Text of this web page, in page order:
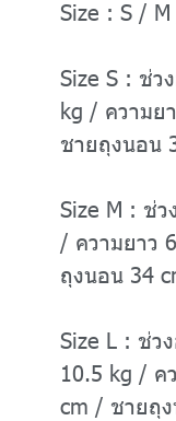
Size : S / M
Size S : ช่ว
kg / ความย
ชายถุงนอน
Size M : ช่
/ ความยาว
ถุงนอน 34
Size L : ช่ว
10.5 kg / ค
cm / ชายถุ